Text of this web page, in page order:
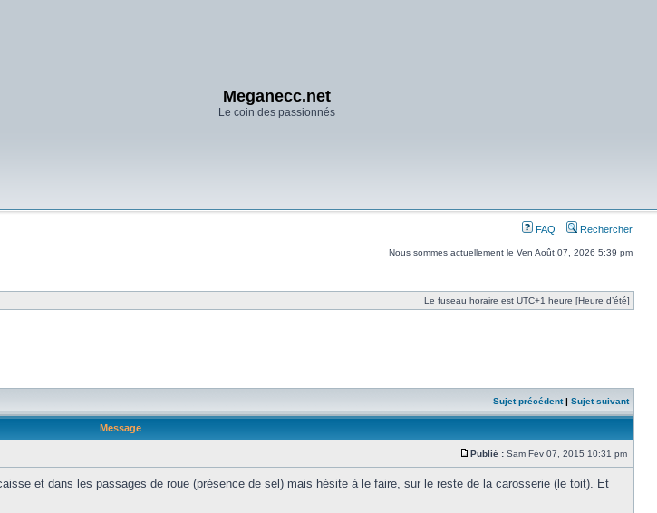
Meganecc.net
Le coin des passionnés
FAQ Rechercher
Nous sommes actuellement le Ven Août 07, 2026 5:39 pm
Le fuseau horaire est UTC+1 heure [Heure d’été]
Sujet précédent| Sujet suivant
Message
Publié : Sam Fév 07, 2015 10:31 pm
et dans les passages de roue (présence de sel) mais hésite à le faire, sur le reste de la carosserie (le toit). Et